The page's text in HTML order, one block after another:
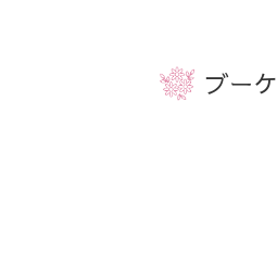
ブーケ